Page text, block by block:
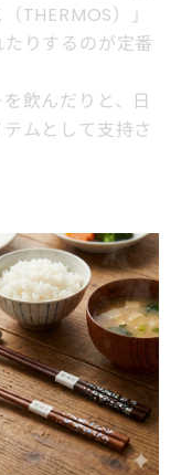
THERMOS）」
りするのが定番
飲んだりと、日
ムとして支持さ